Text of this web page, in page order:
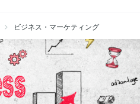
ビジネス・マーケティング